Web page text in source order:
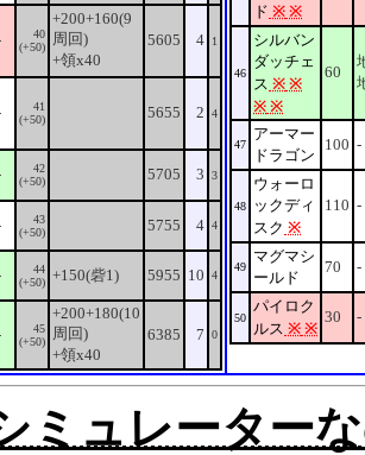
40
(+50)
+200+160(9
周回)
+領x40
5605 4 1
41
(+50)
5655 2 4
42
(+50)
5705 3 3
43
(+50)
5755 4 4
44
(+50) +150(砦1) 5955 10 4
45
(+50)
+200+180(10
周回)
+領x40
6385 7 0
ド ※ ※
46
シルバン
ダッチェ
ス ※ ※
※ ※
60
47
アーマー
ドラゴン
100 -
48
ウォーロ
ックディ
スク ※
110 -
49
マグマシ
ールド
70 -
50
パイロク
ルス ※ ※
30 -
ミュレーター